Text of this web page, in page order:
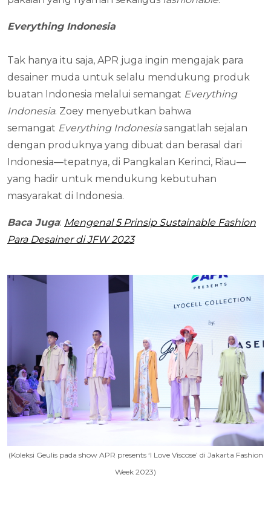
Everything Indonesia
Tak hanya itu saja, APR juga ingin mengajak para
desainer muda untuk selalu mendukung produk
buatan Indonesia melalui semangat Everything
Indonesia. Zoey menyebutkan bahwa
semangat Everything Indonesiasangatlah sejalan
dengan produknya yang dibuat dan berasal dari
Indonesia—tepatnya, di Pangkalan Kerinci, Riau—
yang hadir untuk mendukung kebutuhan
masyarakat di Indonesia.
Baca Juga: Mengenal 5 Prinsip Sustainable Fashion
Para Desainer di JFW 2023
(Koleksi Geulis pada show APR presents ‘I Love Viscose’ di Jakarta Fashion
Week 2023)